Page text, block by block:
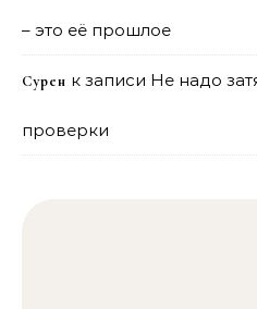
– это её прошлое
Сурен к записи Не надо
проверки